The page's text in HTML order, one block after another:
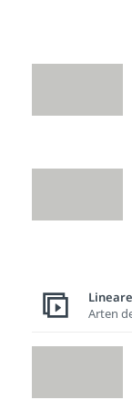
Arten